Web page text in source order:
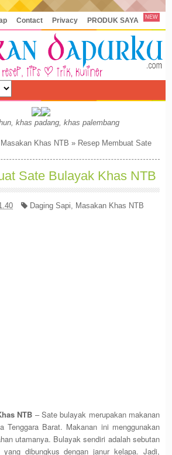
Contact Privacy PRODUK SAYA NEW
khas padang, khas palembang
Masakan Khas NTB » Resep Membuat Sate
Sate Bulayak Khas NTB
Daging Sapi Masakan Khas NTB
NTB – Sate bulayak merupakan makanan
Tenggara Barat. Makanan ini menggunakan
utamanya. Bulayak sendiri adalah sebutan
dibungkus dengan janur kelapa. Jadi,